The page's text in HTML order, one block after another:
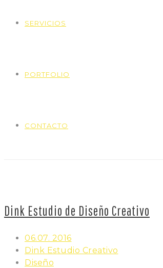
SERVICIOS
PORTFOLIO
CONTACTO
Dink Estudio de Diseño Creativo
06.07. 2016
Dink Estudio Creativo
Diseño